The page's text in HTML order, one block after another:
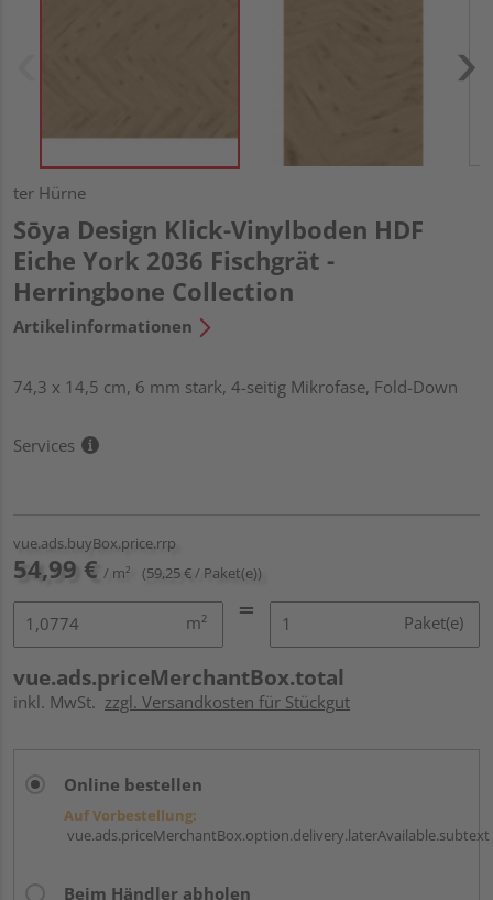
ter Hürne
Sōya Design Klick-Vinylboden HDF
Eiche York 2036 Fischgrät -
Herringbone Collection
Artikelinformationen
74,3 x 14,5 cm, 6 mm stark, 4-seitig Mikrofase, Fold-Down
Services
vue.ads.buyBox.price.rrp
54,99 € / m² (59,25 € / Paket(e))
m² Paket(e)
vue.ads.priceMerchantBox.total
inkl. MwSt. zzgl. Versandkosten für Stückgut
Online bestellen
Auf Vorbestellung:
vue.ads.priceMerchantBox.option.delivery.laterAvailable.subtext
Beim Händler abholen